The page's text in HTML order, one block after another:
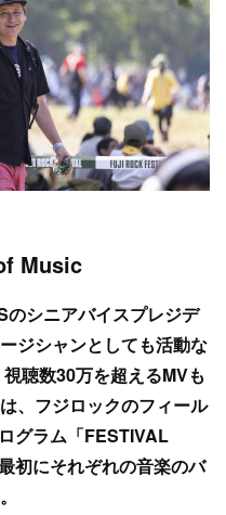
Music
シニアバイスプレジデ
ジシャンとしても活動な
聴数30万を超えるMVも
、フジロックのフィール
グラム「FESTIVAL
初にそれぞれの音楽のバ